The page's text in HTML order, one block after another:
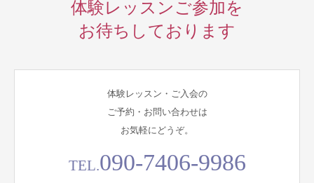
体験レッスンご参加を
お待ちしております
体験レッスン・ご入会の
ご予約・お問い合わせは
お気軽にどうぞ。
TEL.090-7406-9986